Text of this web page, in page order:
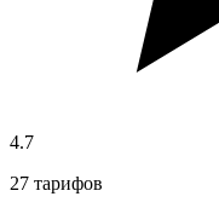
4.7
27 тарифов